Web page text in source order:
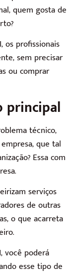
quem gosta de
os profissionais
sem precisar
ou comprar
principal
técnico,
que tal
Essa com
serviços
de outras
o que acarreta
você poderá
esse tipo de